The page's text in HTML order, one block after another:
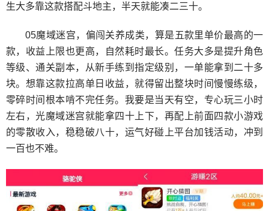
生大多靠这款搭配斗地主，半天就能凑二三十。
05魔域迷宫，偏闯关养成类，算是五款里单价最高的一
款，收益上限也更高，自然耗时最长。任务大多是提升角色
等级、通关副本，从新手练到指定级别，一单能拿到二十多
块。想靠这款拉高单日收益，就得留出整块时间慢慢练级，
零碎时间根本啃不完任务。我要是当天有空，专心玩三小时
左右，光魔域迷宫就能拿四十上下，再配上前面四款小游戏
的零散收入，稳稳破八十，运气好碰上平台加钱活动，冲到
一百也不难。